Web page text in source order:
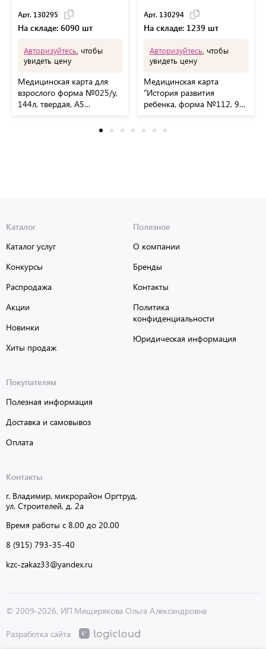
Арт. 130295
На складе: 6090 шт
Авторизуйтесь , чтобы
увидеть цену
Медицинская карта для
взрослого форма №025/у,
144л, твердая, А5
Арт. 130294
На складе: 1239 шт
Авторизуйтесь , чтобы
увидеть цену
Медицинская карта
"История развития
ребенка, форма №112, 96
мм), универсальная, STAFF,
Каталог
Каталог услуг
Конкурсы
Распродажа
Акции
Новинки
Хиты продаж
Полезное
О компании
Бренды
Контакты
Политика
конфиденциальности
Юридическая информация
Покупателям
Полезная информация
Доставка и самовывоз
Оплата
Контакты
г. Владимир, микрорайон Оргтруд,
ул. Строителей, д. 2а
Время работы с 8.00 до 20.00
8 (915) 793-35-40
kzc-zakaz33@yandex.ru
© 2009-2026, ИП Мещерякова Ольга Александровна
Разработка сайта